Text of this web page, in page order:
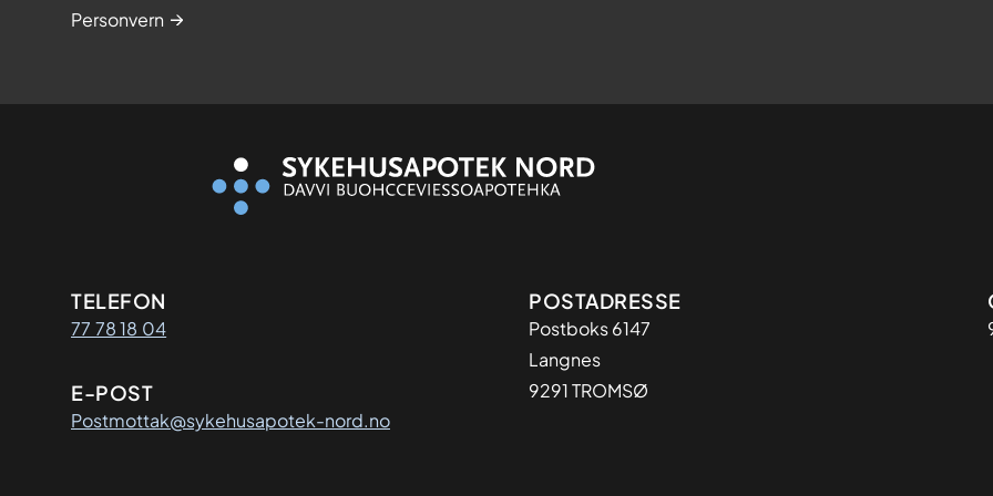
Personvern
Kontaktinformasjon
TELEFON
77 78 18 04
E-POST
Postmottak@sykehusapotek-nord.no
Adresse
POSTADRESSE
Postboks 6147
Langnes
9291 TROMSØ